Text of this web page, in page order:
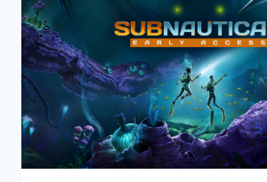
MOMENTE
–
EA
SPORTS
UFC
5